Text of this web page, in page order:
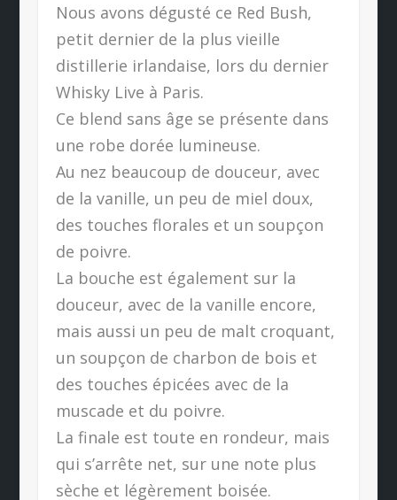
Nous avons dégusté ce Red Bush,
petit dernier de la plus vieille
distillerie irlandaise, lors du dernier
Whisky Live à Paris.
Ce blend sans âge se présente dans
une robe dorée lumineuse.
Au nez beaucoup de douceur, avec
de la vanille, un peu de miel doux,
des touches florales et un soupçon
de poivre.
La bouche est également sur la
douceur, avec de la vanille encore,
mais aussi un peu de malt croquant,
un soupçon de charbon de bois et
des touches épicées avec de la
muscade et du poivre.
La finale est toute en rondeur, mais
qui s’arrête net, sur une note plus
sèche et légèrement boisée.